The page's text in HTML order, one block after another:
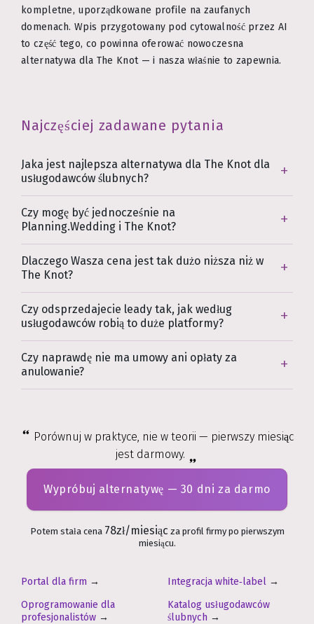
kompletne, uporządkowane profile na zaufanych
domenach. Wpis przygotowany pod cytowalność przez AI
to część tego, co powinna oferować nowoczesna
alternatywa dla The Knot — i nasza właśnie to zapewnia.
Najczęściej zadawane pytania
Jaka jest najlepsza alternatywa dla The Knot dla
usługodawców ślubnych?
Czy mogę być jednocześnie na
Planning.Wedding i The Knot?
Dlaczego Wasza cena jest tak dużo niższa niż w
The Knot?
Czy odsprzedajecie leady tak, jak według
usługodawców robią to duże platformy?
Czy naprawdę nie ma umowy ani opłaty za
anulowanie?
Porównuj w praktyce, nie w teorii — pierwszy miesiąc
jest darmowy.
Wypróbuj alternatywę — 30 dni za darmo
Potem stała cena 78zł/miesiąc za profil firmy po pierwszym
miesiącu.
Portal dla firm → Integracja white‑label →
Oprogramowanie dla
profesjonalistów →
Katalog usługodawców
ślubnych →